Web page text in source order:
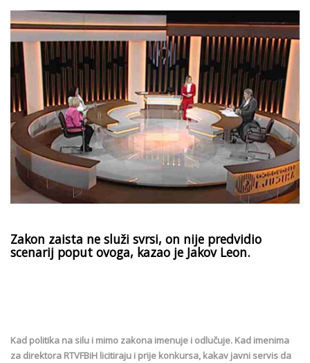
Zakon zaista ne služi svrsi, on nije predvidio
scenarij poput ovoga, kazao je Jakov Leon.
Kad politika na silu i mimo zakona imenuje i odlučuje. Kad imenima
za direktora RTVFBiH licitiraju i prije konkursa, kakav javni servis da